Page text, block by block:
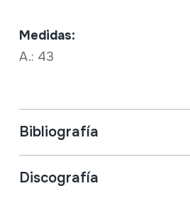
Medidas:
A.: 43
Bibliografía
Discografía